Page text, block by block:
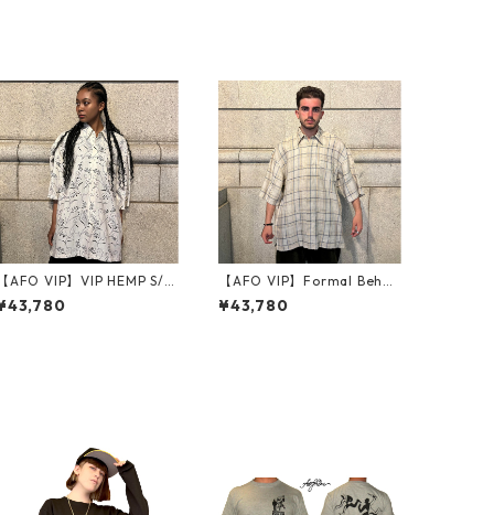
AFO VIP】VIP HEMP S/S
半袖シャツ
【AFO VIP】Formal Behav
iour Check Shirts
¥43,780